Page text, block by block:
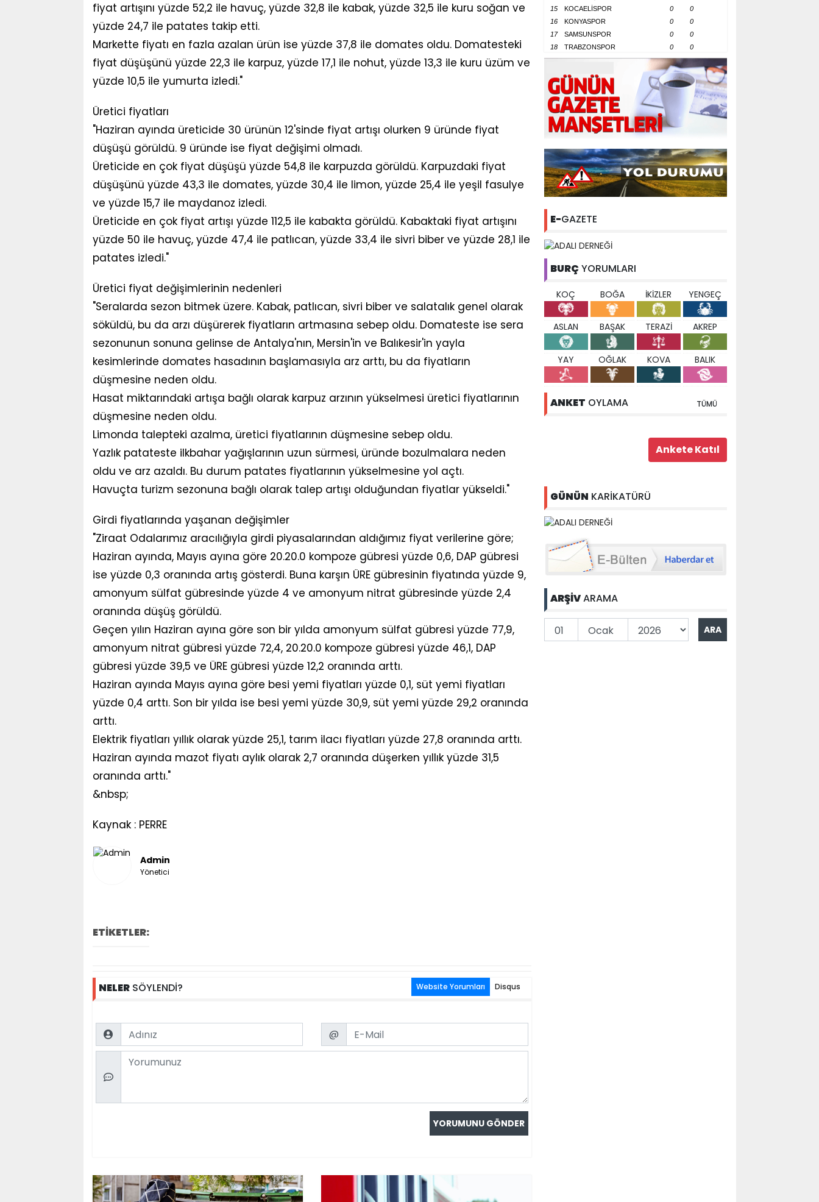
fiyat artışını yüzde 52,2 ile havuç, yüzde 32,8 ile kabak, yüzde 32,5 ile kuru soğan ve
yüzde 24,7 ile patates takip etti.
Markette fiyatı en fazla azalan ürün ise yüzde 37,8 ile domates oldu. Domatesteki
fiyat düşüşünü yüzde 22,3 ile karpuz, yüzde 17,1 ile nohut, yüzde 13,3 ile kuru üzüm ve
yüzde 10,5 ile yumurta izledi."
Üretici fiyatları
"Haziran ayında üreticide 30 ürünün 12'sinde fiyat artışı olurken 9 üründe fiyat
düşüşü görüldü. 9 üründe ise fiyat değişimi olmadı.
Üreticide en çok fiyat düşüşü yüzde 54,8 ile karpuzda görüldü. Karpuzdaki fiyat
düşüşünü yüzde 43,3 ile domates, yüzde 30,4 ile limon, yüzde 25,4 ile yeşil fasulye
ve yüzde 15,7 ile maydanoz izledi.
Üreticide en çok fiyat artışı yüzde 112,5 ile kabakta görüldü. Kabaktaki fiyat artışını
yüzde 50 ile havuç, yüzde 47,4 ile patlıcan, yüzde 33,4 ile sivri biber ve yüzde 28,1 ile
patates izledi."
Üretici fiyat değişimlerinin nedenleri
"Seralarda sezon bitmek üzere. Kabak, patlıcan, sivri biber ve salatalık genel olarak
söküldü, bu da arzı düşürerek fiyatların artmasına sebep oldu. Domateste ise sera
sezonunun sonuna gelinse de Antalya'nın, Mersin'in ve Balıkesir'in yayla
kesimlerinde domates hasadının başlamasıyla arz arttı, bu da fiyatların
düşmesine neden oldu.
Hasat miktarındaki artışa bağlı olarak karpuz arzının yükselmesi üretici fiyatlarının
düşmesine neden oldu.
Limonda talepteki azalma, üretici fiyatlarının düşmesine sebep oldu.
Yazlık patateste ilkbahar yağışlarının uzun sürmesi, üründe bozulmalara neden
oldu ve arz azaldı. Bu durum patates fiyatlarının yükselmesine yol açtı.
Havuçta turizm sezonuna bağlı olarak talep artışı olduğundan fiyatlar yükseldi."
Girdi fiyatlarında yaşanan değişimler
"Ziraat Odalarımız aracılığıyla girdi piyasalarından aldığımız fiyat verilerine göre;
Haziran ayında, Mayıs ayına göre 20.20.0 kompoze gübresi yüzde 0,6, DAP gübresi
ise yüzde 0,3 oranında artış gösterdi. Buna karşın ÜRE gübresinin fiyatında yüzde 9,
amonyum sülfat gübresinde yüzde 4 ve amonyum nitrat gübresinde yüzde 2,4
oranında düşüş görüldü.
Geçen yılın Haziran ayına göre son bir yılda amonyum sülfat gübresi yüzde 77,9,
amonyum nitrat gübresi yüzde 72,4, 20.20.0 kompoze gübresi yüzde 46,1, DAP
gübresi yüzde 39,5 ve ÜRE gübresi yüzde 12,2 oranında arttı.
Haziran ayında Mayıs ayına göre besi yemi fiyatları yüzde 0,1, süt yemi fiyatları
yüzde 0,4 arttı. Son bir yılda ise besi yemi yüzde 30,9, süt yemi yüzde 29,2 oranında
arttı.
Elektrik fiyatları yıllık olarak yüzde 25,1, tarım ilacı fiyatları yüzde 27,8 oranında arttı.
Haziran ayında mazot fiyatı aylık olarak 2,7 oranında düşerken yıllık yüzde 31,5
oranında arttı."
&nbsp;
Kaynak : PERRE
Admin
Yönetici
ETİKETLER:
NELERSÖYLENDİ? Website Yorumları Disqus
Name Email
@
Comment
15
KOCAELİSPOR 0
0
16
KONYASPOR 0
0
17
SAMSUNSPOR 0
0
18
TRABZONSPOR 0 0
E-GAZETE
BURÇ YORUMLARI
KOÇ BOĞA İKİZLER YENGEÇ
ASLAN BAŞAK TERAZİ AKREP
YAY OĞLAK KOVA BALIK
ANKET OYLAMA TÜMÜ
GÜNÜN KARİKATÜRÜ
ARŞİVARAMA